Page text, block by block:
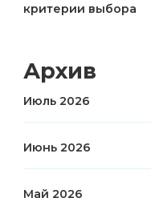
критерии выбора
Архив
Июль 2026
Июнь 2026
Май 2026